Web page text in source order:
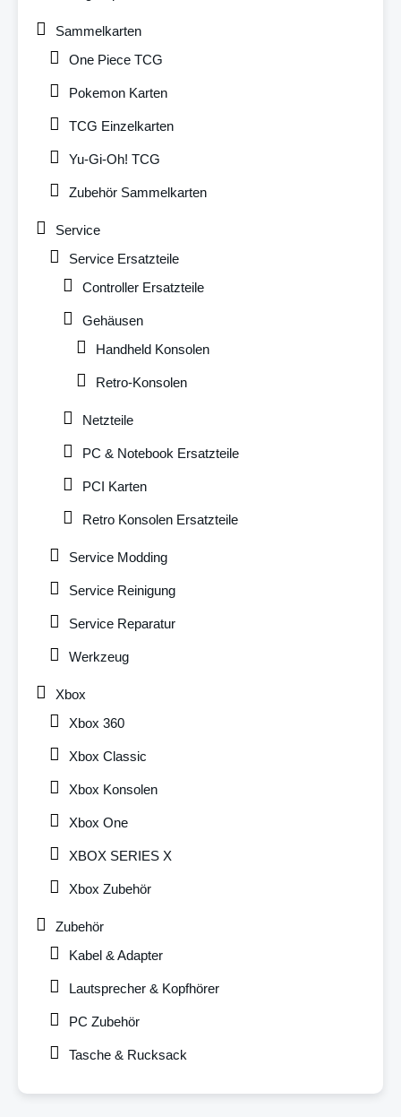
Sammelkarten
One Piece TCG
Pokemon Karten
TCG Einzelkarten
Yu-Gi-Oh! TCG
Zubehör Sammelkarten
Service
Service Ersatzteile
Controller Ersatzteile
Gehäusen
Handheld Konsolen
Retro-Konsolen
Netzteile
PC & Notebook Ersatzteile
PCI Karten
Retro Konsolen Ersatzteile
Service Modding
Service Reinigung
Service Reparatur
Werkzeug
Xbox
Xbox 360
Xbox Classic
Xbox Konsolen
Xbox One
XBOX SERIES X
Xbox Zubehör
Zubehör
Kabel & Adapter
Lautsprecher & Kopfhörer
PC Zubehör
Tasche & Rucksack